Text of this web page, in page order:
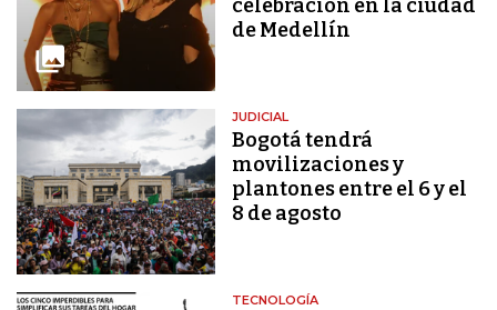
celebración en la ciudad
de Medellín
JUDICIAL
Bogotá tendrá
movilizaciones y
plantones entre el 6 y el
8 de agosto
TECNOLOGÍA